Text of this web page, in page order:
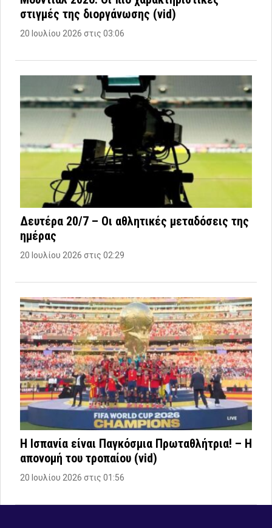
στιγμές της διοργάνωσης (vid)
20 Ιουλίου 2026 στις 03:06
Δευτέρα 20/7 – Οι αθλητικές μεταδόσεις της
ημέρας
20 Ιουλίου 2026 στις 02:29
Η Ισπανία είναι Παγκόσμια Πρωταθλήτρια! – Η
απονομή του τροπαίου (vid)
20 Ιουλίου 2026 στις 01:56